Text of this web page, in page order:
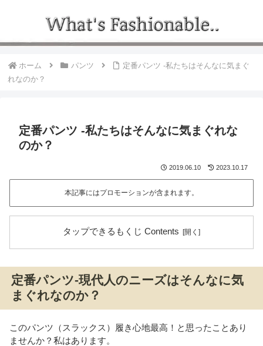
ホーム パンツ
定番パンツ -私たちはそんなに気まぐ
れなのか？
定番パンツ -私たちはそんなに気まぐれな
のか？
2019.06.10 2023.10.17
本記事にはプロモーションが含まれます。
タップできるもくじ Contents
定番パンツ-現代人のニーズはそんなに気
まぐれなのか？
このパンツ（スラックス）履き心地最高！と思ったことあり
ませんか？私はあります。